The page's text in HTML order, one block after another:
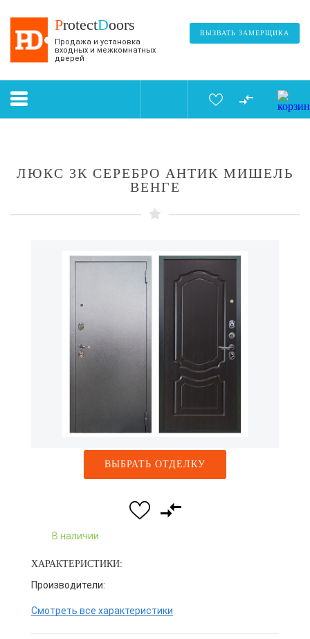
ProtectDoors
Продажа и установка
входных и межкомнатных
дверей
ВЫЗВАТЬ ЗАМЕРЩИКА
ЛЮКС 3К СЕРЕБРО АНТИК МИШЕЛЬ
ВЕНГЕ
ВЫБРАТЬ ОТДЕЛКУ
В наличии
ХАРАКТЕРИСТИКИ:
Производители:
Смотреть все характеристики